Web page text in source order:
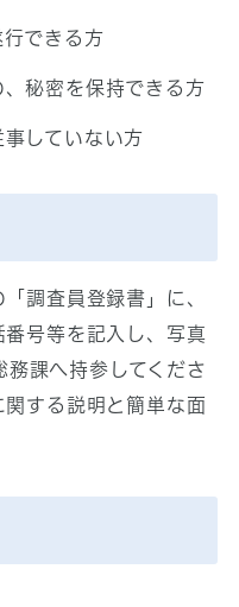
できる方
秘密を保持できる方
していない方
調査員登録書」に、
号等を記入し、写真
課へ持参してくださ
する説明と簡単な面